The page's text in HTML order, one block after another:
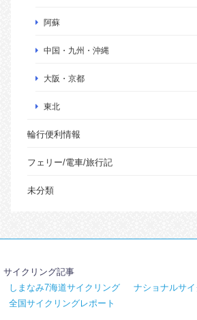
阿蘇
中国・九州・沖縄
大阪・京都
東北
輪行便利情報
フェリー/電車/旅行記
未分類
サイクリング記事
しまなみ7海道サイクリング
ナショナルサイ
全国サイクリングレポート